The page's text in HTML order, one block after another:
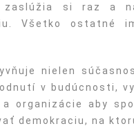
zaslúžia si raz a
Všetko ostatné
nielen
v budúcnosti,
organizácie aby
demokraciu, na